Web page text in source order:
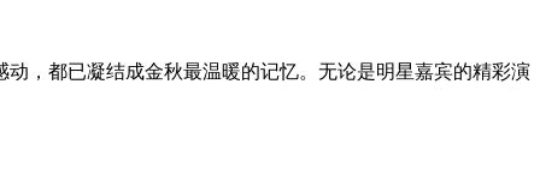
，都已凝结成金秋最温暖的记忆。无论是明星嘉宾的精彩演